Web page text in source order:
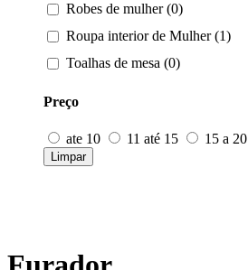
Robes de mulher (0)
Roupa interior de Mulher (1)
Toalhas de mesa (0)
Preço
ate 10 11 até 15 15 a 20
Limpar